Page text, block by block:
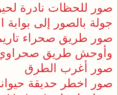
صور للحظات نادرة
جولة بالصور إلى بوابة
صور طريق صحراء
وأوحش طريق صحراوي
صور أغرب الطرق
صور اخطر حديقة